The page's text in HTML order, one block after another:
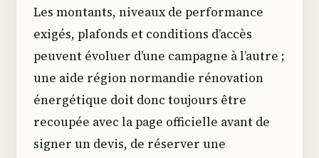
Les montants, niveaux de performance
exigés, plafonds et conditions d’accès
peuvent évoluer d’une campagne à l’autre ;
une aide région normandie rénovation
énergétique doit donc toujours être
recoupée avec la page officielle avant de
signer un devis, de réserver une